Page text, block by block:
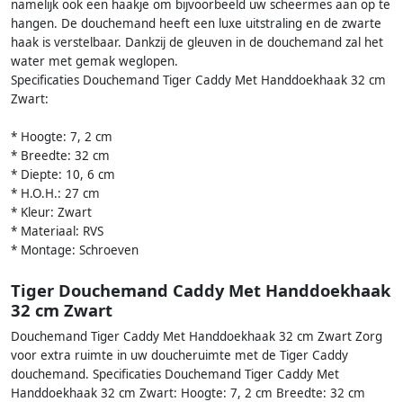
namelijk ook een haakje om bijvoorbeeld uw scheermes aan op te
hangen. De douchemand heeft een luxe uitstraling en de zwarte
haak is verstelbaar. Dankzij de gleuven in de douchemand zal het
water met gemak weglopen.
Specificaties Douchemand Tiger Caddy Met Handdoekhaak 32 cm
Zwart:
* Hoogte: 7, 2 cm
* Breedte: 32 cm
* Diepte: 10, 6 cm
* H.O.H.: 27 cm
* Kleur: Zwart
* Materiaal: RVS
* Montage: Schroeven
Tiger Douchemand Caddy Met Handdoekhaak
32 cm Zwart
Douchemand Tiger Caddy Met Handdoekhaak 32 cm Zwart Zorg
voor extra ruimte in uw doucheruimte met de Tiger Caddy
douchemand. Specificaties Douchemand Tiger Caddy Met
Handdoekhaak 32 cm Zwart: Hoogte: 7, 2 cm Breedte: 32 cm